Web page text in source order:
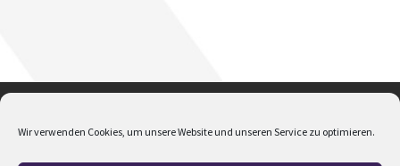
Wir verwenden Cookies, um unsere Website und unseren Service zu optimieren.